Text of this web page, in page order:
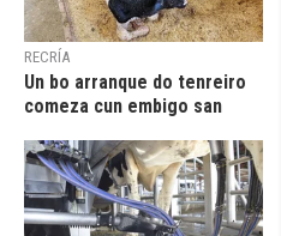
RECRÍA
Un bo arranque do tenreiro
comeza cun embigo san